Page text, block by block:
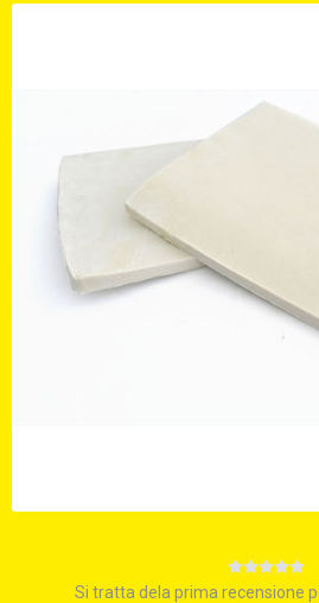
Si tratta dela prima recensione